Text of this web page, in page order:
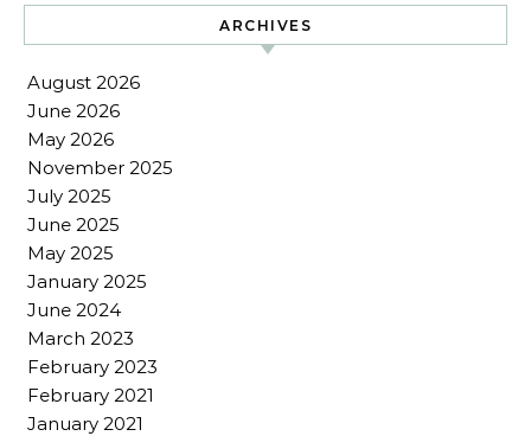
ARCHIVES
August 2026
June 2026
May 2026
November 2025
July 2025
June 2025
May 2025
January 2025
June 2024
March 2023
February 2023
February 2021
January 2021